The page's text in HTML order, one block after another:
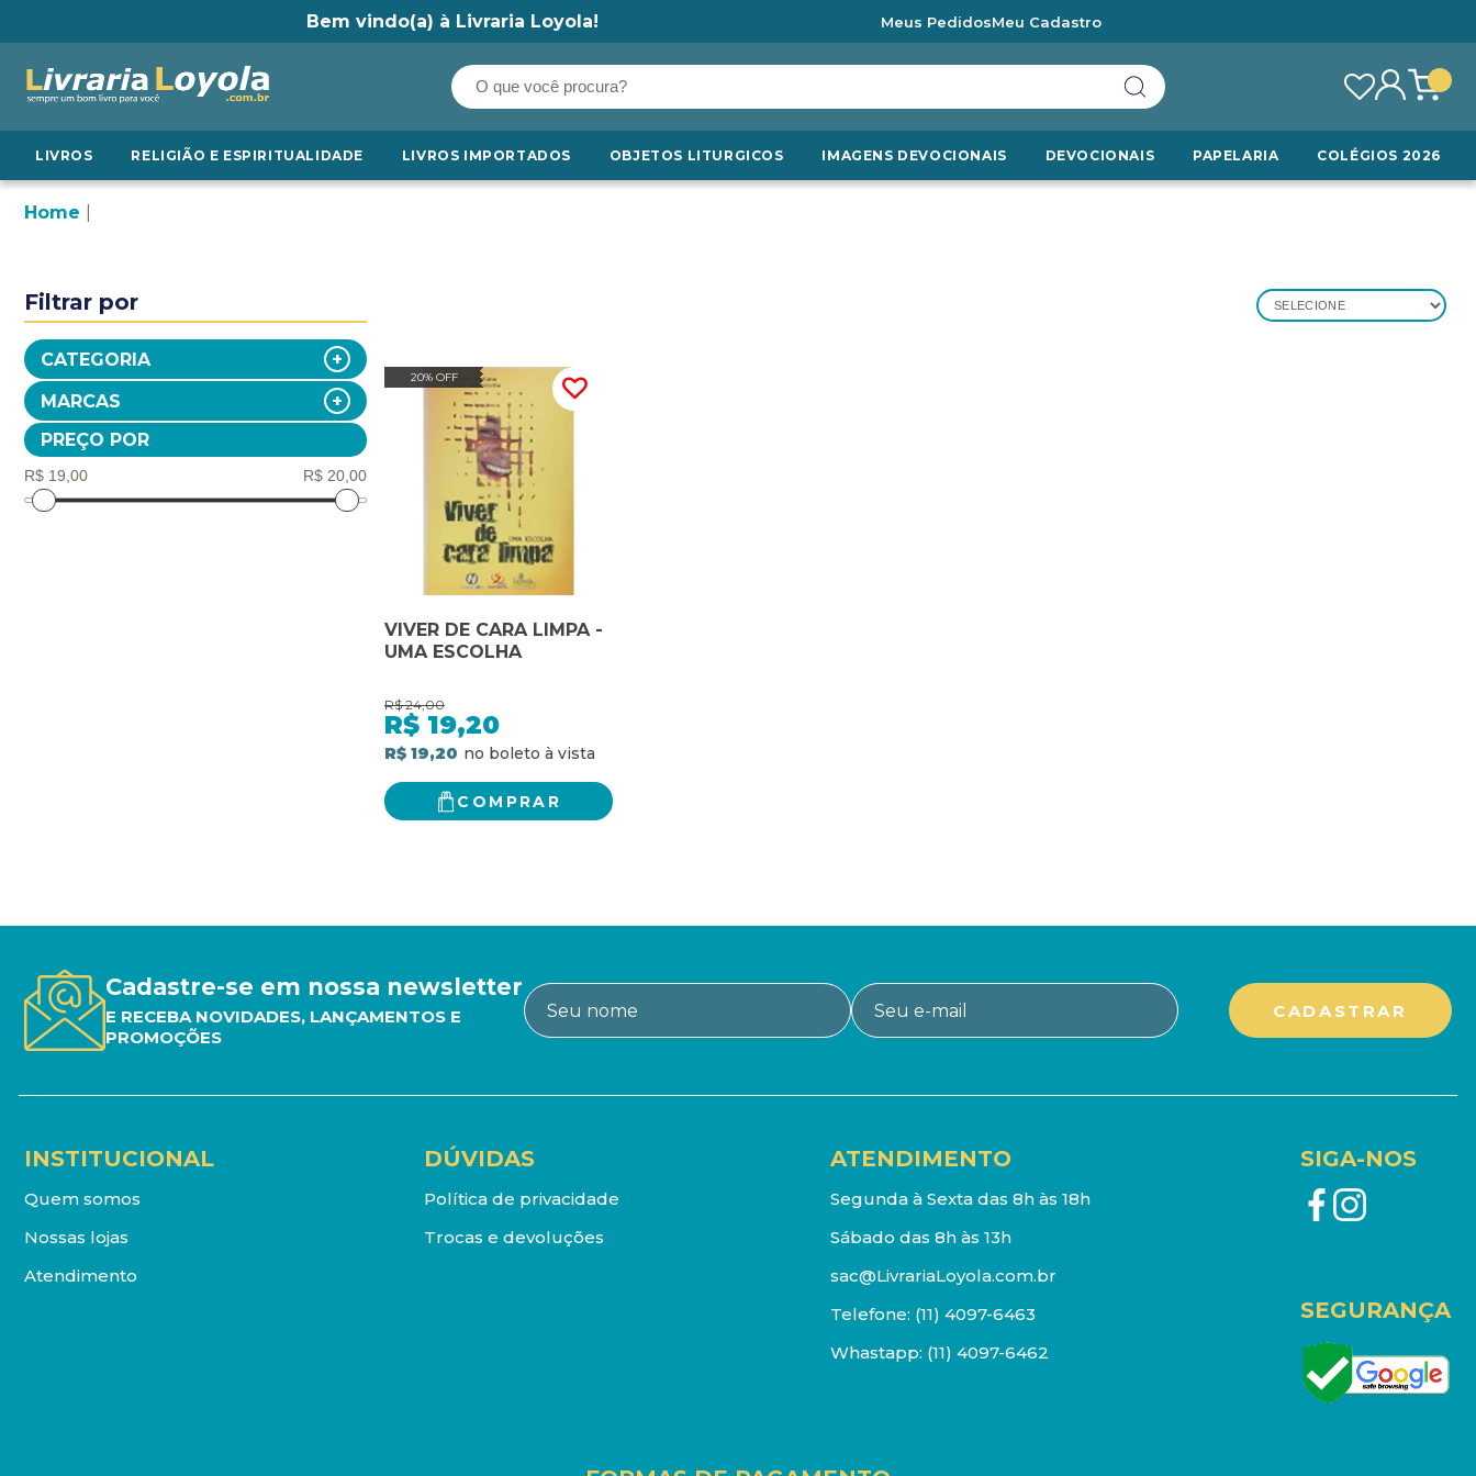
Bem vindo(a) à Livraria Loyola! Meus PedidosMeu Cadastro
LIVROS RELIGIÃO E ESPIRITUALIDADE LIVROS IMPORTADOS OBJETOS LITURGICOS IMAGENS DEVOCIONAIS DEVOCIONAIS PAPELARIA COLÉGIOS 2026
Home
Filtrar por
CATEGORIA
MARCAS
PREÇO POR
SELECIONE
20% OFF
VIVER DE CARA LIMPA -
UMA ESCOLHA
R$ 24,00
R$ 19,20
R$ 19,20
COMPRAR
Cadastre-se em nossa newsletter
E RECEBA NOVIDADES, LANÇAMENTOS E
PROMOÇÕES
INSTITUCIONAL
Quem somos
Nossas lojas
Atendimento
DÚVIDAS
Política de privacidade
Trocas e devoluções
ATENDIMENTO
Segunda à Sexta das 8h às 18h
Sábado das 8h às 13h
sac@LivrariaLoyola.com.br
Telefone: (11) 4097-6463
Whastapp: (11) 4097-6462
SIGA-NOS
SEGURANÇA